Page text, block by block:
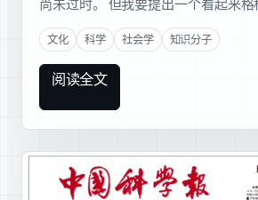
文化 科学 社会学 知识分子
阅读全文